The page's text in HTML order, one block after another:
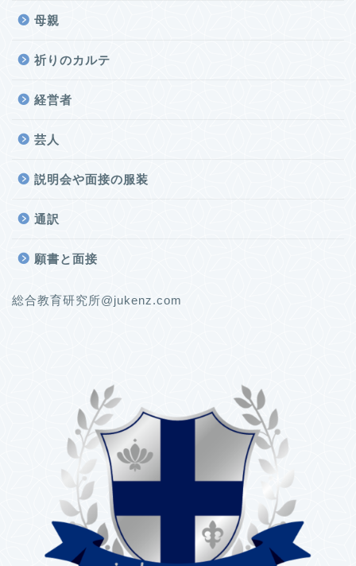
母親
祈りのカルテ
経営者
芸人
説明会や面接の服装
通訳
願書と面接
総合教育研究所@jukenz.com